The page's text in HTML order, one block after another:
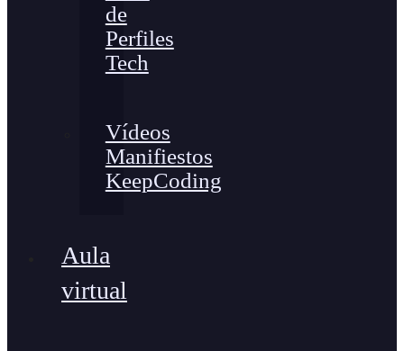
de
Perfiles
Tech
Vídeos
Manifiestos
KeepCoding
Aula
virtual